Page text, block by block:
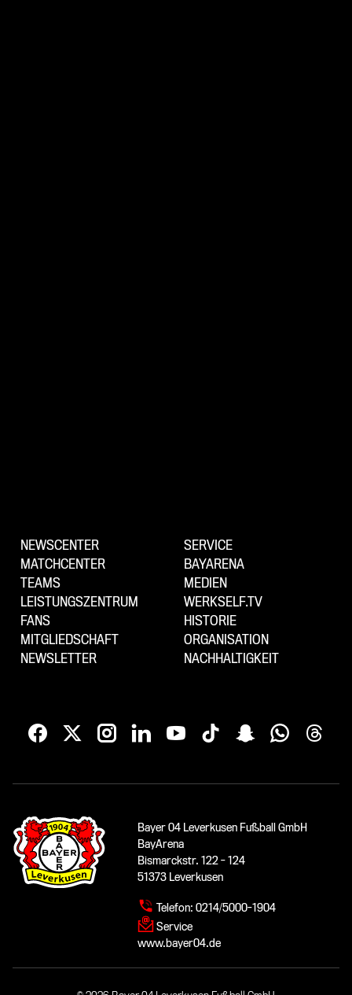
NEWSCENTER
MATCHCENTER
TEAMS
LEISTUNGSZENTRUM
FANS
MITGLIEDSCHAFT
NEWSLETTER
SERVICE
BAYARENA
MEDIEN
WERKSELF.TV
HISTORIE
ORGANISATION
NACHHALTIGKEIT
Bayer 04 Leverkusen Fußball GmbH
BayArena
Bismarckstr. 122 - 124
51373 Leverkusen
Telefon: 0214/5000-1904
Service
www.bayer04.de